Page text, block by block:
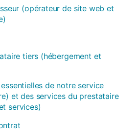
(opérateur de site web et
tiers (hébergement et
de notre service
et des services du prestataire
services)